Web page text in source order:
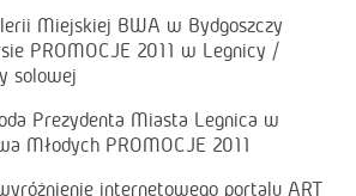
Miejskiej BWA w Bydgoszczy
PROMOCJE 2011 w Legnicy /
solowej
Prezydenta Miasta Legnica w
Młodych PROMOCJE 2011
internetowego portalu ART